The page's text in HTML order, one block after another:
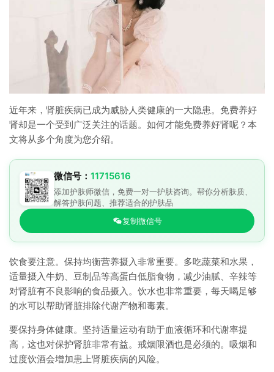
近年来，肾脏疾病已成为威胁人类健康的一大隐患。免费养好
肾却是一个受到广泛关注的话题。如何才能免费养好肾呢？本
文将从多个角度为您介绍。
微信号： 11715616
添加护肤师微信，免费一对一护肤咨询。帮你分析肤质、
解答护肤问题、推荐适合的护肤品
复制微信号
饮食要注意。保持均衡营养摄入非常重要。多吃蔬菜和水果，
适量摄入牛奶、豆制品等高蛋白低脂食物，减少油腻、辛辣等
对肾脏有不良影响的食品摄入。饮水也非常重要，每天喝足够
的水可以帮助肾脏排除代谢产物和毒素。
要保持身体健康。坚持适量运动有助于血液循环和代谢率提
高，这也对保护肾脏非常有益。戒烟限酒也是必须的。吸烟和
过度饮酒会增加患上肾脏疾病的风险。